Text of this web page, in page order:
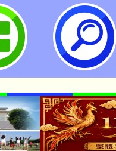
者：徐嘉